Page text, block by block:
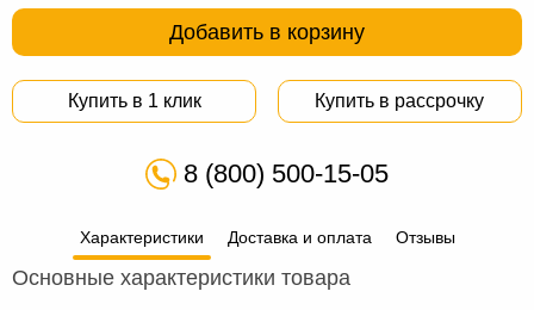
Добавить в корзину
Купить в 1 клик Купить в рассрочку
8 (800) 500-15-05
Характеристики Доставка и оплата Отзывы
Основные характеристики товара